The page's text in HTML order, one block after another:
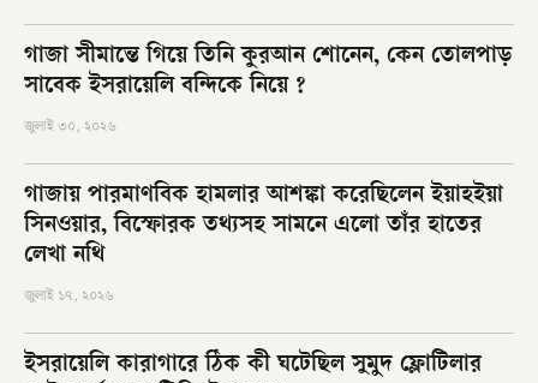
গাজা সীমান্তে গিয়ে তিনি কুরআন শোনেন, কেন তোলপাড়
সাবেক ইসরায়েলি বন্দিকে নিয়ে ?
জুলাই ৩০, ২০২৬
গাজায় পারমাণবিক হামলার আশঙ্কা করেছিলেন ইয়াহইয়া
সিনওয়ার, বিস্ফোরক তথ্যসহ সামনে এলো তাঁর হাতের
লেখা নথি
জুলাই ১৭, ২০২৬
ইসরায়েলি কারাগারে ঠিক কী ঘটেছিল সুমুদ ফ্লোটিলার